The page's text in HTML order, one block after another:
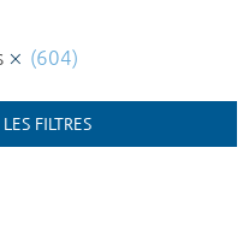
(604)
FILTRES